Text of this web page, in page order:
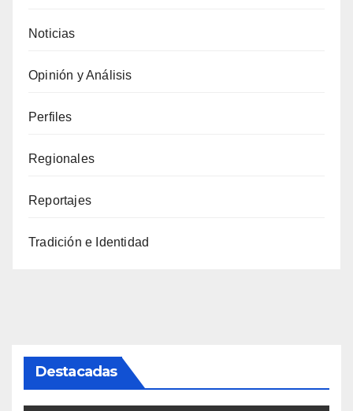
Noticias
Opinión y Análisis
Perfiles
Regionales
Reportajes
Tradición e Identidad
Destacadas